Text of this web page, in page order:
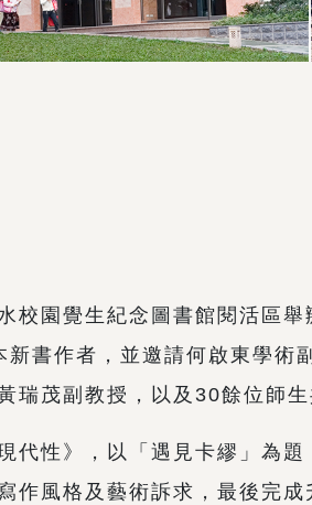
校園覺生紀念圖書館閱活區
書作者，並邀請何啟東學術
瑞茂副教授，以及30餘位師生
代性》，以「遇見卡繆」為
風格及藝術訴求，最後完